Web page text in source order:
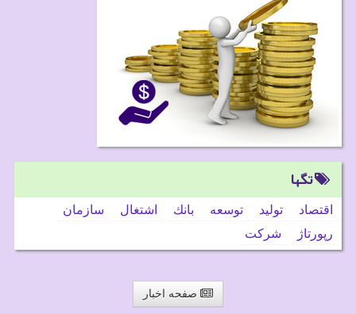
تگها
اقتصاد تولید توسعه بانك اشتغال
سازمان
رپورتاژ
شركت
صفحه اخبار